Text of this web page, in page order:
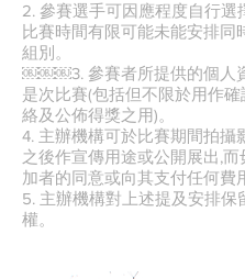
2. 參賽選手可因應程度自行選
比賽時間有限可能未能安排同
組別。
￼￼￼3. 參賽者所提供的個人
是次比賽(包括但不限於用作
絡及公佈得獎之用)。
4. 主辦機構可於比賽期間拍攝
之後作宣傳用途或公開展出,而
加者的同意或向其支付任何費
5. 主辦機構對上述提及安排保
權。